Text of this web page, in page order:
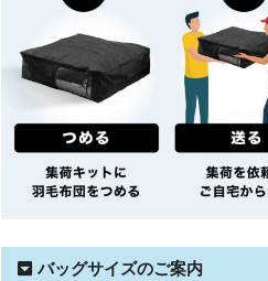
バッグサイズのご案内